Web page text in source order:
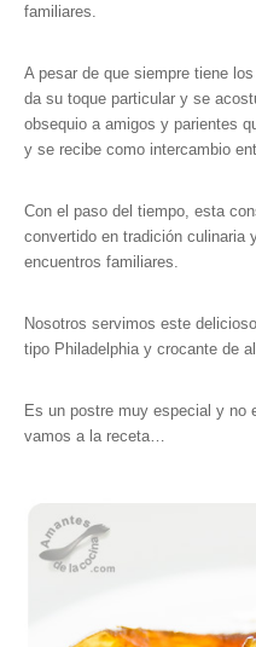
familiares.
A pesar de que siempre tiene
da su toque particular y se
obsequio a amigos y parientes
y se recibe como intercambio
Con el paso del tiempo, esta
convertido en tradición culinaria
encuentros familiares.
Nosotros servimos este
tipo Philadelphia y crocante de
Es un postre muy especial y no
vamos a la receta…